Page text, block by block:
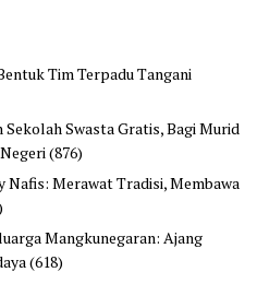
Tim Terpadu Tangani
Swasta Gratis, Bagi Murid
(876)
Nafis: Merawat Tradisi, Membawa
Mangkunegaran: Ajang
(618)